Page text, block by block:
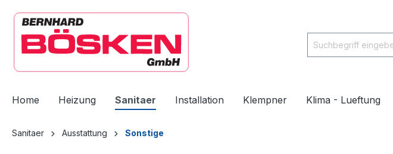
Zur Hauptnavigation springen
Home Heizung Sanitaer Installation Klempner Klima - Lueftung
Sanitaer Ausstattung Sonstige